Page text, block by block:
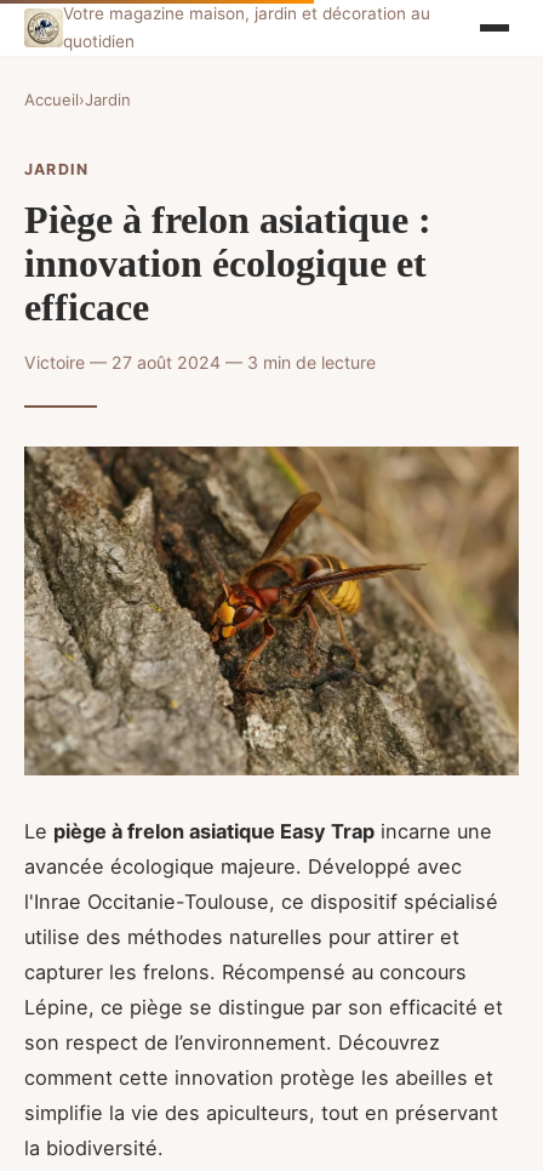
Votre magazine maison, jardin et décoration au
quotidien
Accueil›Jardin
JARDIN
Piège à frelon asiatique :
innovation écologique et
efficace
Victoire — 27 août 2024 — 3 min de lecture
Le piège à frelon asiatique Easy Trap incarne une
avancée écologique majeure. Développé avec
l'Inrae Occitanie-Toulouse, ce dispositif spécialisé
utilise des méthodes naturelles pour attirer et
capturer les frelons. Récompensé au concours
Lépine, ce piège se distingue par son efficacité et
son respect de l’environnement. Découvrez
comment cette innovation protège les abeilles et
simplifie la vie des apiculteurs, tout en préservant
la biodiversité.